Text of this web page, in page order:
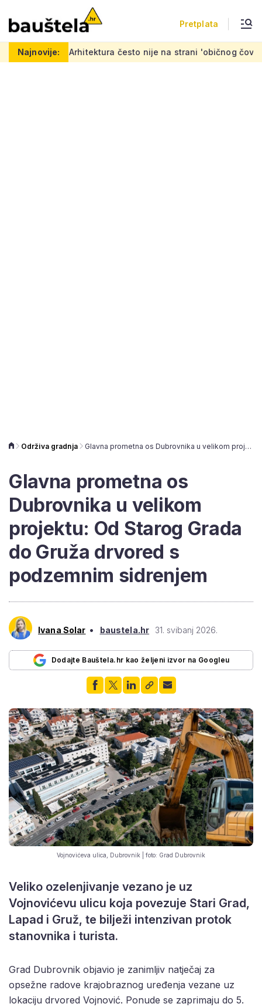
Pretplata
Najnovije:
često nije na strani 'običnog čovjeka': 'Mora se
Održiva gradnja Glavna prometna os Dubrovnika u velikom projektu: Od Starog Grada do Gruža drvored s podzemnim sidrenjem
Glavna prometna os
Dubrovnika u velikom
projektu: Od Starog Grada
do Gruža drvored s
podzemnim sidrenjem
Ivana Solar • baustela.hr 31. svibanj 2026.
Dodajte Bauštela.hr kao željeni izvor na Googleu
Vojnovićeva ulica, Dubrovnik | foto: Grad Dubrovnik
Veliko ozelenjivanje vezano je uz
Vojnovićevu ulicu koja povezuje Stari Grad,
Lapad i Gruž, te bilježi intenzivan protok
stanovnika i turista.
Grad Dubrovnik objavio je zanimljiv natječaj za
opsežne radove krajobraznog uređenja vezane uz
lokaciju drvored Vojnović. Ponude se zaprimaju do 5.